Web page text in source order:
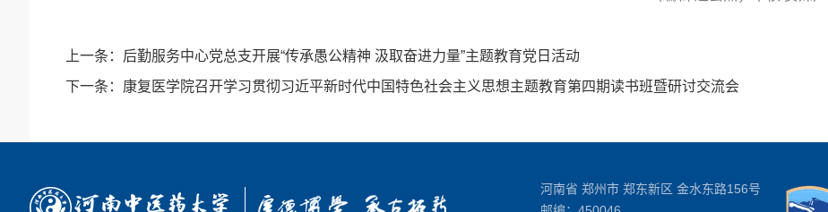
上一条： 后勤服务中心党总支开展“传承愚公精神 汲取奋进力量”主题教育党日活动
下一条： 康复医学院召开学习贯彻习近平新时代中国特色社会主义思想主题教育第四期读书班暨研讨交流会
河南省 郑州市 郑东新区 金水东路156号